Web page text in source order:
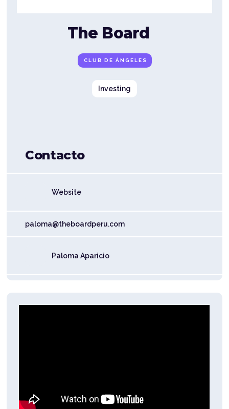
The Board
CLUB DE ÁNGELES
Investing
Contacto
Website
paloma@theboardperu.com
Paloma Aparicio